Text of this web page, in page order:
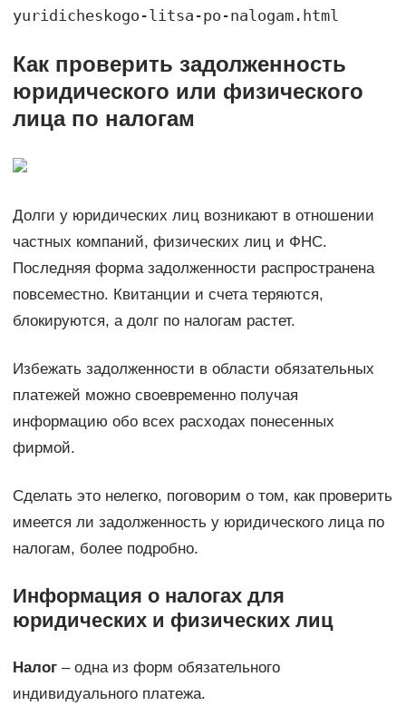
yuridicheskogo-litsa-po-nalogam.html
Как проверить задолженность
юридического или физического
лица по налогам
Долги у юридических лиц возникают в отношении
частных компаний, физических лиц и ФНС.
Последняя форма задолженности распространена
повсеместно. Квитанции и счета теряются,
блокируются, а долг по налогам растет.
Избежать задолженности в области обязательных
платежей можно своевременно получая
информацию обо всех расходах понесенных
фирмой.
Сделать это нелегко, поговорим о том, как проверить
имеется ли задолженность у юридического лица по
налогам, более подробно.
Информация о налогах для
юридических и физических лиц
Налог– одна из форм обязательного
индивидуального платежа.